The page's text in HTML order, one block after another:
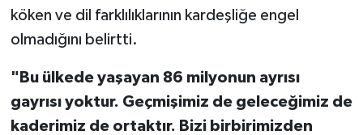
köken ve dil farklılıklarının kardeşliğe engel
olmadığını belirtti.
"Bu ülkede yaşayan 86 milyonun ayrısı
gayrısı yoktur. Geçmişimiz de geleceğimiz de
kaderimiz de ortaktır. Bizi birbirimizden